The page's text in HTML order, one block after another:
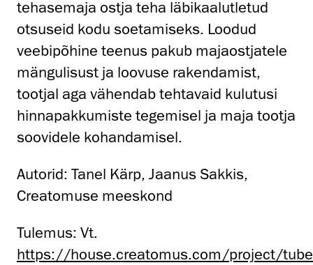
tehasemaja ostja teha läbikaalutletud
otsuseid kodu soetamiseks. Loodud
veebipõhine teenus pakub majaostjatele
mängulisust ja loovuse rakendamist,
tootjal aga vähendab tehtavaid kulutusi
hinnapakkumiste tegemisel ja maja tootja
soovidele kohandamisel.
Autorid: Tanel Kärp, Jaanus Sakkis,
Creatomuse meeskond
Tulemus: Vt.
https://house.creatomus.com/project/tube